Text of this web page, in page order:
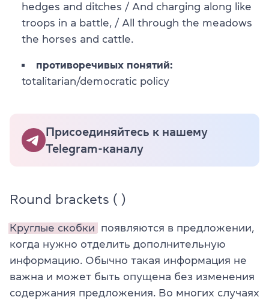
hedges and ditches / And charging along like
troops in a battle, / All through the meadows
the horses and cattle.
противоречивых понятий:
totalitarian/democratic policy
Присоединяйтесь к нашему
Telegram-каналу
Round brackets ( )
Круглые скобки
появляются в предложении,
когда нужно отделить дополнительную
информацию. Обычно такая информация не
важна и может быть опущена без изменения
содержания предложения. Во многих случаях